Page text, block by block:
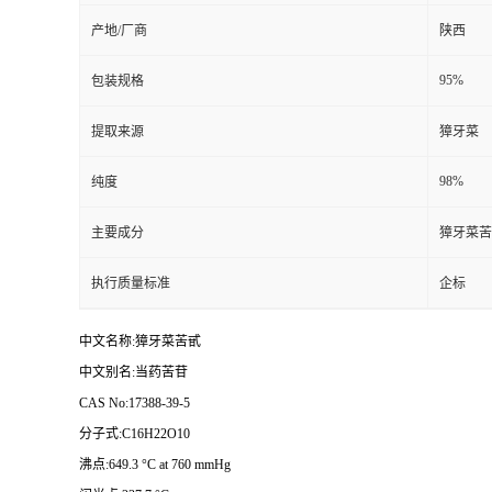
产地/厂商 陕西
包装规格 95%
提取来源 獐牙菜
纯度 98%
主要成分 獐牙菜
执行质量标准 企标
中文名称:獐牙菜苦甙
中文别名:当药苦苷
CAS No:17388-39-5
分子式:C16H22O10
沸点:649.3 °C at 760 mmHg